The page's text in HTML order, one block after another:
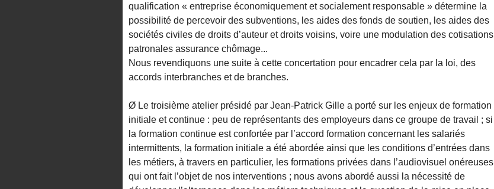
qualification « entreprise économiquement et socialement responsable » détermine la
possibilité de percevoir des subventions, les aides des fonds de soutien, les aides des
sociétés civiles de droits d’auteur et droits voisins, voire une modulation des cotisations
patronales assurance chômage...
Nous revendiquons une suite à cette concertation pour encadrer cela par la loi, des
accords interbranches et de branches.
Ø Le troisième atelier présidé par Jean-Patrick Gille a porté sur les enjeux de formation
initiale et continue : peu de représentants des employeurs dans ce groupe de travail ; si
la formation continue est confortée par l’accord formation concernant les salariés
intermittents, la formation initiale a été abordée ainsi que les conditions d’entrées dans
les métiers, à travers en particulier, les formations privées dans l’audiovisuel onéreuses
qui ont fait l’objet de nos interventions ; nous avons abordé aussi la nécessité de